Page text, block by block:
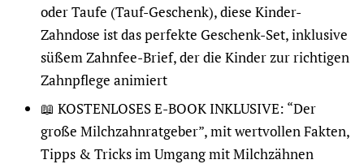
oder Taufe (Tauf-Geschenk), diese Kinder-
Zahndose ist das perfekte Geschenk-Set, inklusive
süßem Zahnfee-Brief, der die Kinder zur richtigen
Zahnpflege animiert
📖 KOSTENLOSES E-BOOK INKLUSIVE: “Der
große Milchzahnratgeber”, mit wertvollen Fakten,
Tipps & Tricks im Umgang mit Milchzähnen